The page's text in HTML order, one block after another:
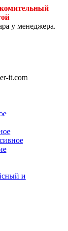
у менеджера.
it.com
и